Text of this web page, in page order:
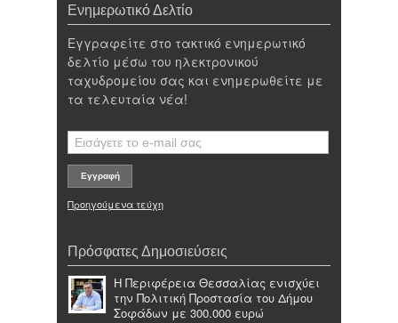
Ενημερωτικό Δελτίο
Εγγραφείτε στο τακτικό ενημερωτικό
δελτίο μέσω του ηλεκτρονικού
ταχυδρομείου σας και ενημερωθείτε με
τα τελευταία νέα!
Προηγούμενα τεύχη
Πρόσφατες Δημοσιεύσεις
Η Περιφέρεια Θεσσαλίας ενισχύει
την Πολιτική Προστασία του Δήμου
Σοφάδων με 300.000 ευρώ